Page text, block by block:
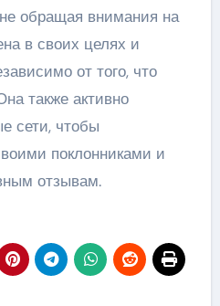
обращая внимания на
в своих целях и
от того, что
также активно
сети, чтобы
поклонниками и
отзывам.